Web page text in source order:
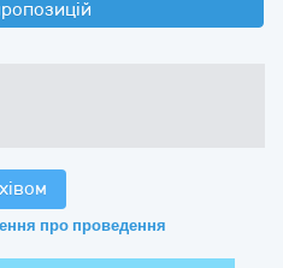
про проведення